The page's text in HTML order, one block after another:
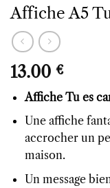
Affiche A5
13.00 €
Affiche Tu es
Une affiche
accrocher un
maison.
Un message